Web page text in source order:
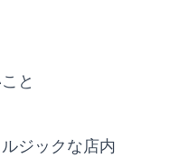
と
ジックな店内